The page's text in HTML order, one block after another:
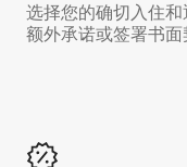
选择您的确切入住
额外承诺或签署书